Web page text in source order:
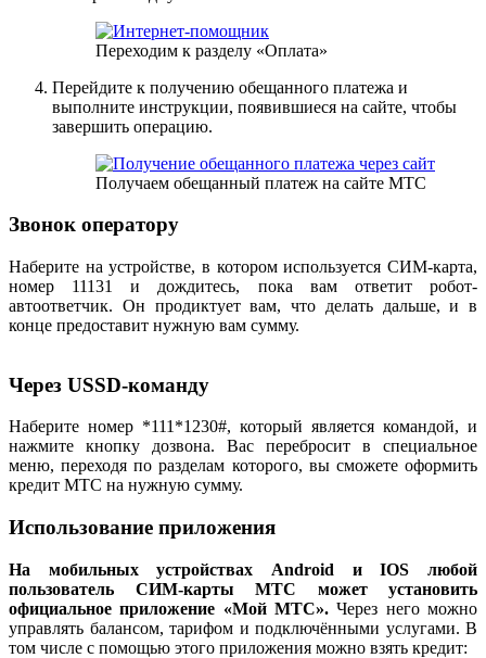
Переходим к разделу «Оплата»
Перейдите к получению обещанного платежа и
выполните инструкции, появившиеся на сайте, чтобы
завершить операцию.
Получаем обещанный платеж на сайте МТС
Звонок оператору
Наберите на устройстве, в котором используется СИМ-карта,
номер 11131 и дождитесь, пока вам ответит робот-
автоответчик. Он продиктует вам, что делать дальше, и в
конце предоставит нужную вам сумму.
Через USSD-команду
Наберите номер *111*1230#, который является командой, и
нажмите кнопку дозвона. Вас перебросит в специальное
меню, переходя по разделам которого, вы сможете оформить
кредит МТС на нужную сумму.
Использование приложения
На мобильных устройствах Android и IOS любой
пользователь СИМ-карты МТС может установить
официальное приложение «Мой МТС». Через него можно
управлять балансом, тарифом и подключёнными услугами. В
том числе с помощью этого приложения можно взять кредит: